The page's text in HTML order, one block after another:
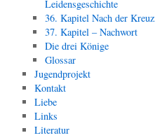
Leidensgeschichte
36. Kapitel Nach der
37. Kapitel – Nachwort
Die drei Könige
Glossar
Jugendprojekt
Kontakt
Liebe
Links
Literatur